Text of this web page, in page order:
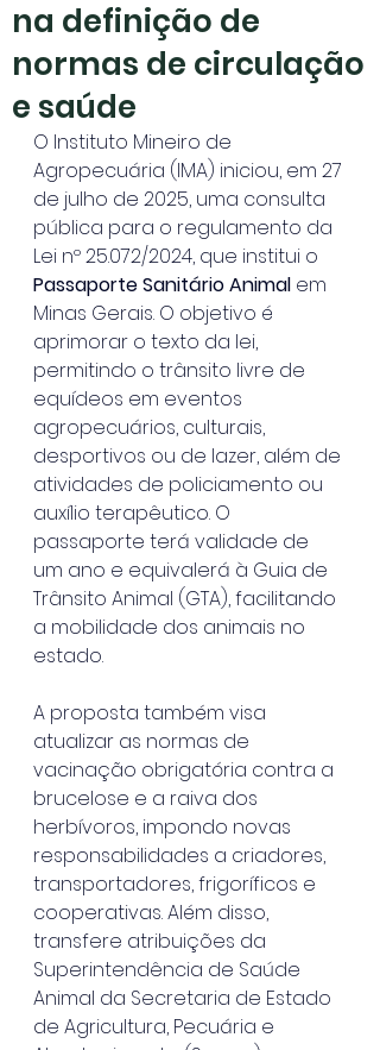
na definição de
normas de circulação
e saúde
O Instituto Mineiro de
Agropecuária (IMA) iniciou, em 27
de julho de 2025, uma consulta
pública para o regulamento da
Lei nº 25.072/2024, que institui o
Passaporte Sanitário Animal em
Minas Gerais. O objetivo é
aprimorar o texto da lei,
permitindo o trânsito livre de
equídeos em eventos
agropecuários, culturais,
desportivos ou de lazer, além de
atividades de policiamento ou
auxílio terapêutico. O
passaporte terá validade de
um ano e equivalerá à Guia de
Trânsito Animal (GTA), facilitando
a mobilidade dos animais no
estado.
A proposta também visa
atualizar as normas de
vacinação obrigatória contra a
brucelose e a raiva dos
herbívoros, impondo novas
responsabilidades a criadores,
transportadores, frigoríficos e
cooperativas. Além disso,
transfere atribuições da
Superintendência de Saúde
Animal da Secretaria de Estado
de Agricultura, Pecuária e